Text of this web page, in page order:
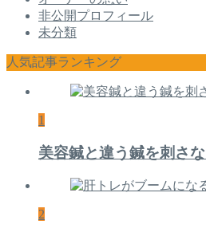
非公開プロフィール
未分類
人気記事ランキング
1
美容鍼と違う鍼を刺さ
2